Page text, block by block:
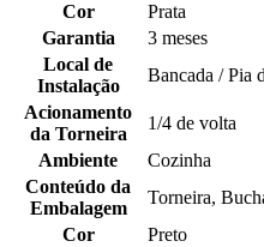
Cor
Prata
Garantia
3 meses
Local de
Instalação
Bancada / Pia
Acionamento
da Torneira
1/4 de volta
Ambiente
Cozinha
Conteúdo da
Embalagem
Torneira,
Cor
Preto